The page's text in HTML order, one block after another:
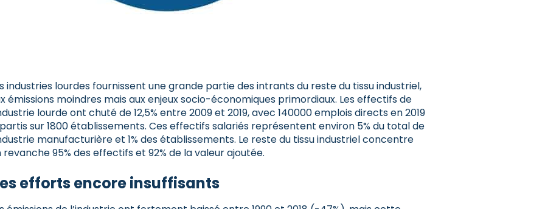
industries lourdes fournissent une grande partie des intrants du reste du tissu industriel,
émissions moindres mais aux enjeux socio-économiques primordiaux. Les effectifs de
lourde ont chuté de 12,5% entre 2009 et 2019, avec 140000 emplois directs en 2019
sur 1800 établissements. Ces effectifs salariés représentent environ 5% du total de
manufacturière et 1% des établissements. Le reste du tissu industriel concentre
revanche 95% des effectifs et 92% de la valeur ajoutée.
efforts encore insuffisants